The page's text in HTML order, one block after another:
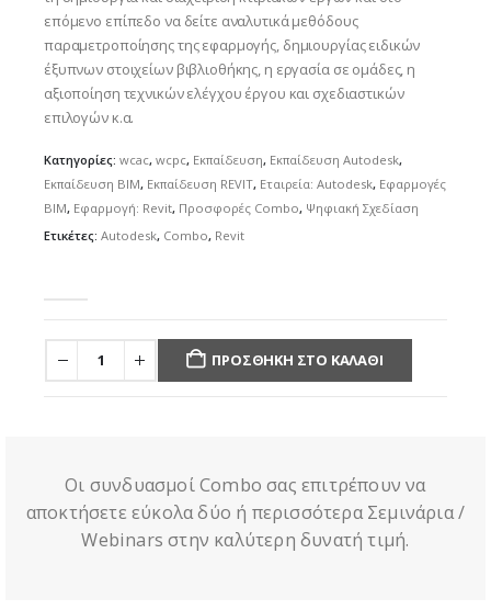
επόμενο επίπεδο να δείτε αναλυτικά μεθόδους
παραμετροποίησης της εφαρμογής, δημιουργίας ειδικών
έξυπνων στοιχείων βιβλιοθήκης, η εργασία σε ομάδες, η
αξιοποίηση τεχνικών ελέγχου έργου και σχεδιαστικών
επιλογών κ.α.
Κατηγορίες: wcac, wcpc, Εκπαίδευση, Εκπαίδευση Autodesk,
Εκπαίδευση BIM, Εκπαίδευση REVIT, Εταιρεία: Autodesk, Εφαρμογές
BIM, Εφαρμογή: Revit, Προσφορές Combo, Ψηφιακή Σχεδίαση
Ετικέτες: Autodesk, Combo, Revit
ΠΡΟΣΘΉΚΗ ΣΤΟ ΚΑΛΆΘΙ
Οι συνδυασμοί Combo σας επιτρέπουν να
αποκτήσετε εύκολα δύο ή περισσότερα Σεμινάρια /
Webinars στην καλύτερη δυνατή τιμή.